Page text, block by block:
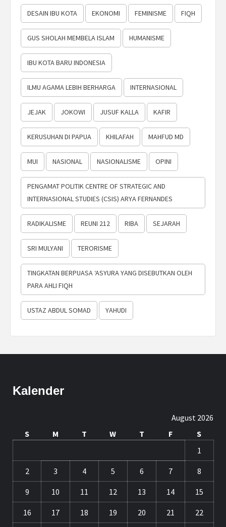
DESAIN IBU KOTA EKONOMI FEMINISME FIQH
GUS SHOLAH MEMBELA ISLAM HUMANISME
IBU KOTA BARU INDONESIA
ILMU AGAMA LEBIH BERHARGA INTERNASIONAL
JEJAK JOKOWI JUSUF KALLA KAFIR
KERUSUHAN DI PAPUA KHILAFAH MAHFUD MD
MUI NASIONAL NASIONALISME OPINI
PENGAMAT POLITIK CENTRE OF STRATEGIC AND
INTERNASIONAL STUDIES (CSIS) ARYA FERNANDES
RADIKALISME REUNI 212 RIBA SEJARAH
SRI MULYANI TERORISME
TINGKATAN BERPUASA ‘ASYURA YANG DISEBUTKAN OLEH
PARA AHLI FIQH
USTAZ ABDUL SOMAD YAHUDI
Kalender
August 2026
S
M T W T F
S
1
2 3 4 5 6 7 8
9 10 11 12 13 14 15
16 17 18 19 20 21 22